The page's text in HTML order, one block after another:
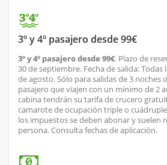
3º y 4º pasajero desde 99€
3º y 4º pasajero desde 99€. Plazo de
30 de septiembre. Fecha de salida: Todas
de agosto. Sólo para salidas de 3 noches
pasajero que viajen con un mínimo de 2
cabina tendrán su tarifa de crucero
camarote de ocupación triple o
los impuestos se deben abonar y suelen
persona. Consulta fechas de aplicación.